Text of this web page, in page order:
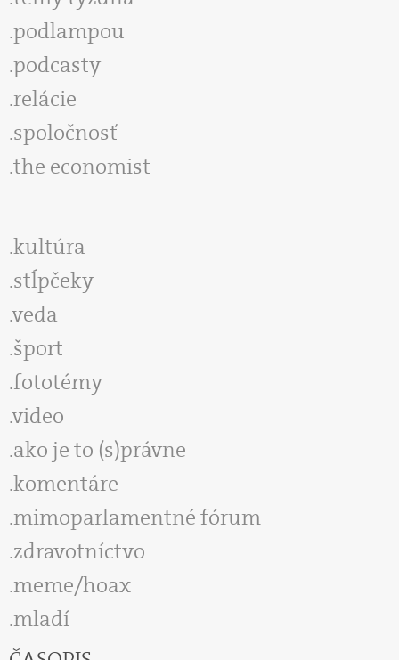
podlampou
podcasty
relácie
spoločnosť
the economist
kultúra
stĺpčeky
veda
šport
fototémy
video
ako je to (s)právne
komentáre
mimoparlamentné fórum
zdravotníctvo
meme/hoax
mladí